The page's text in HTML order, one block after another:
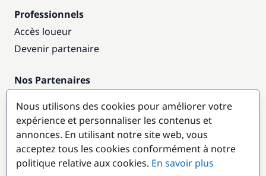
Professionnels
Accès loueur
Devenir partenaire
Nos Partenaires
Destinations populaires
Nous utilisons des cookies pour améliorer votre
expérience et personnaliser les contenus et
annonces. En utilisant notre site web, vous
acceptez tous les cookies conformément à notre
politique relative aux cookies. En savoir plus